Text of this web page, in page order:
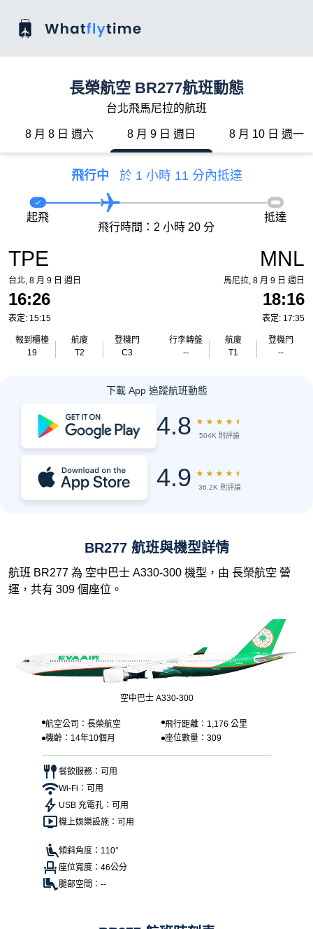
長榮航空 BR277航班動態
台北飛馬尼拉的航班
8 月 8 日 週六 8 月 9 日 週日 8 月 10 日 週一
飛行中 於 1 小時 11 分內抵達
TPE
台北, 8 月 9 日 週日
16:26
表定: 15:15
報到櫃檯
19
航廈
T2
登機門
C3
起飛
飛行時間：2 小時 20 分
抵達
MNL
馬尼拉, 8 月 9 日 週日
18:16
表定: 17:35
行李轉盤
--
航廈
T1
登機門
--
下載 App 追蹤航班動態
4.8 ★ ★ ★ ★ ★
504K 則評論
4.9 ★ ★ ★ ★ ★
36.2K 則評論
BR277 航班與機型詳情
航班 BR277 為 空中巴士 A330-300 機型，由 長榮航空 營
運，共有 309 個座位。
空中巴士 A330-300
航空公司：長榮航空
飛行距離：1,176 公里
機齡：14年10個月
座位數量：309
餐飲服務：可用
Wi-Fi：可用
USB 充電孔：可用
機上娛樂設施：可用
傾斜角度：110°
座位寬度：46公分
腿部空間：--